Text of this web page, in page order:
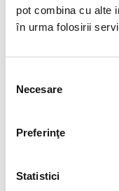
pot combina cu alte
în urma folosirii
consimțământului
Necesare
Preferinţe
Statistici
Monitorizare
obține rezultate